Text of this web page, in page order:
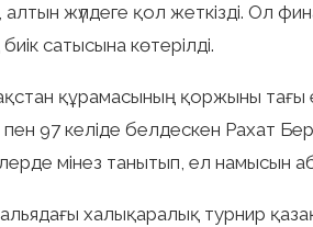
жүлдеге қол жеткізді. Ол
сатысына көтерілді.
құрамасының қоржыны тағы
97 келіде белдескен Рахат
мінез танытып, ел намысын
халықаралық турнир